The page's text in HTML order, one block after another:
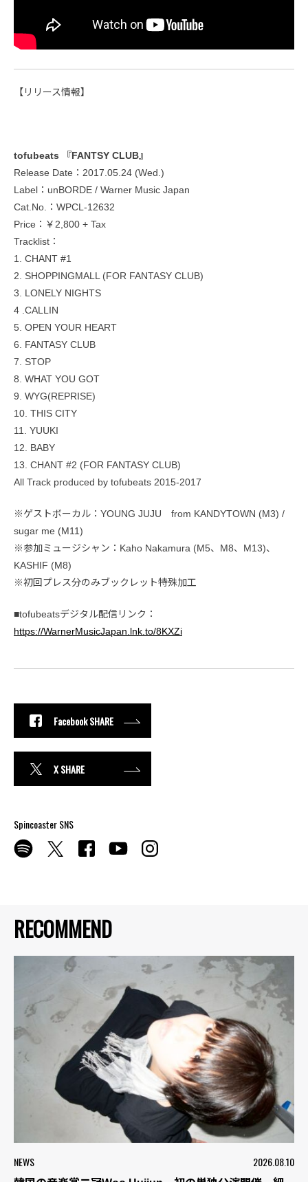
RECOMMEND
NEWS 2026.08.10
【リリース情報】
tofubeats 『FANTSY CLUB』
Release Date：2017.05.24 (Wed.)
Label：unBORDE / Warner Music Japan
Cat.No.：WPCL-12632
Price：￥2,800 + Tax
Tracklist：
1. CHANT #1
2. SHOPPINGMALL (FOR FANTASY CLUB)
3. LONELY NIGHTS
4 .CALLIN
5. OPEN YOUR HEART
6. FANTASY CLUB
7. STOP
8. WHAT YOU GOT
9. WYG(REPRISE)
10. THIS CITY
11. YUUKI
12. BABY
13. CHANT #2 (FOR FANTASY CLUB)
All Track produced by tofubeats 2015-2017
※ゲストボーカル：YOUNG JUJU from KANDYTOWN (M3) /
sugar me (M11)
※参加ミュージシャン：Kaho Nakamura (M5、M8、M13)、
KASHIF (M8)
※初回プレス分のみブックレット特殊加工
■tofubeatsデジタル配信リンク：
https://WarnerMusicJapan.lnk.to/8KXZi
Facebook SHARE
X SHARE
Spincoaster SNS